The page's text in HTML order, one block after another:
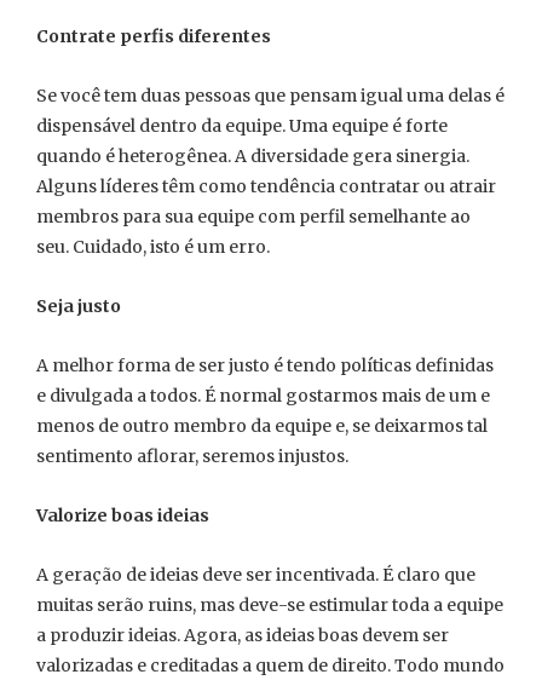
Contrate perfis diferentes
Se você tem duas pessoas que pensam igual uma delas é
dispensável dentro da equipe. Uma equipe é forte
quando é heterogênea. A diversidade gera sinergia.
Alguns líderes têm como tendência contratar ou atrair
membros para sua equipe com perfil semelhante ao
seu. Cuidado, isto é um erro.
Seja justo
A melhor forma de ser justo é tendo políticas definidas
e divulgada a todos. É normal gostarmos mais de um e
menos de outro membro da equipe e, se deixarmos tal
sentimento aflorar, seremos injustos.
Valorize boas ideias
A geração de ideias deve ser incentivada. É claro que
muitas serão ruins, mas deve-se estimular toda a equipe
a produzir ideias. Agora, as ideias boas devem ser
valorizadas e creditadas a quem de direito. Todo mundo